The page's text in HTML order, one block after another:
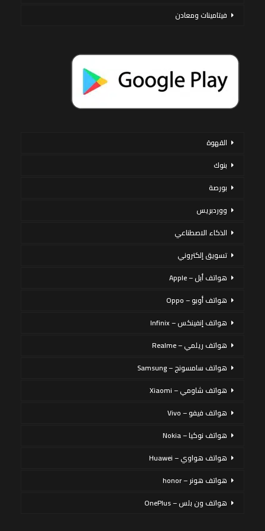
فيتامينات ومعادن
القهوة
بنوك
بورصة
ووردبريس
الذكاء الاصطناعي
تسويق إلكتروني
هواتف أبل – Apple
هواتف أوبو – Oppo
هواتف إنفينكس – Infinix
هواتف ريلمي – Realme
هواتف سامسونج – Samsung
هواتف شاومي – Xiaomi
هواتف فيفو – Vivo
هواتف نوكيا – Nokia
هواتف هواوي – Huawei
هواتف هونر – honor
هواتف ون بلس – OnePlus